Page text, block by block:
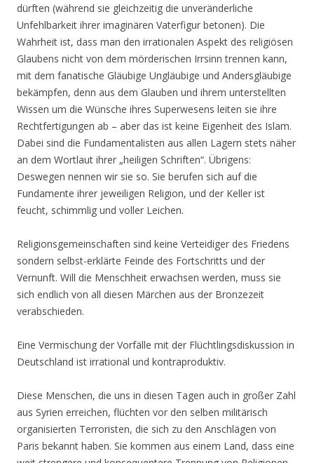
dürften (während sie gleichzeitig die unveränderliche
Unfehlbarkeit ihrer imaginären Vaterfigur betonen). Die
Wahrheit ist, dass man den irrationalen Aspekt des religiösen
Glaubens nicht von dem mörderischen Irrsinn trennen kann,
mit dem fanatische Gläubige Ungläubige und Andersgläubige
bekämpfen, denn aus dem Glauben und ihrem unterstellten
Wissen um die Wünsche ihres Superwesens leiten sie ihre
Rechtfertigungen ab – aber das ist keine Eigenheit des Islam.
Dabei sind die Fundamentalisten aus allen Lagern stets näher
an dem Wortlaut ihrer „heiligen Schriften“. Übrigens:
Deswegen nennen wir sie so. Sie berufen sich auf die
Fundamente ihrer jeweiligen Religion, und der Keller ist
feucht, schimmlig und voller Leichen.
Religionsgemeinschaften sind keine Verteidiger des Friedens
sondern selbst-erklärte Feinde des Fortschritts und der
Vernunft. Will die Menschheit erwachsen werden, muss sie
sich endlich von all diesen Märchen aus der Bronzezeit
verabschieden.
Eine Vermischung der Vorfälle mit der Flüchtlingsdiskussion in
Deutschland ist irrational und kontraproduktiv.
Diese Menschen, die uns in diesen Tagen auch in großer Zahl
aus Syrien erreichen, flüchten vor den selben militärisch
organisierten Terroristen, die sich zu den Anschlägen von
Paris bekannt haben. Sie kommen aus einem Land, dass eine